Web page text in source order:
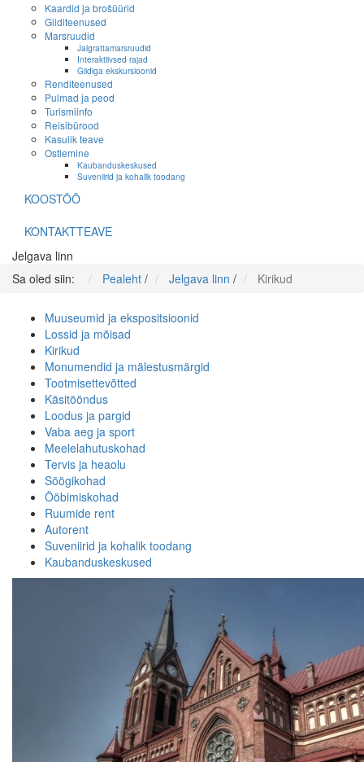
Kaardid ja brošüürid
Giiditeenused
Marsruudid
Jalgrattamarsruudid
Interaktiivsed rajad
Giidiga ekskursioonid
Renditeenused
Pulmad ja peod
Turismiinfo
Reisibürood
Kasulik teave
Ostlemine
Kaubanduskeskused
Suveniirid ja kohalik toodang
KOOSTÖÖ
KONTAKTTEAVE
Jelgava linn
Sa oled siin:
Pealeht / Jelgava linn / Kirikud
Muuseumid ja ekspositsioonid
Lossid ja mõisad
Kirikud
Monumendid ja mälestusmärgid
Tootmisettevõtted
Käsitööndus
Loodus ja pargid
Vaba aeg ja sport
Meelelahutuskohad
Tervis ja heaolu
Söögikohad
Ööbimiskohad
Ruumide rent
Autorent
Suveniirid ja kohalik toodang
Kaubanduskeskused